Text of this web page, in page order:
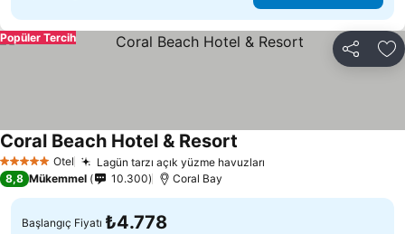
Paylaş
Popüler Tercih
5 Yıldız Otel Lagün tarzı açık yüzme havuzları
Coral Beach Hotel & Resort
8,8 Mükemmel 10.300 Coral Bay
Başlangıç Fiyatı ₺4.778